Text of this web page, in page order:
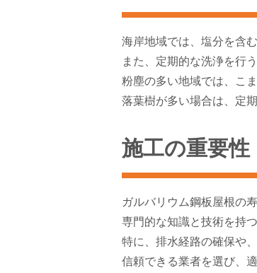
海岸地域では、塩分を含
また、定期的な洗浄を行
粉塵の多い地域では、こ
落葉樹が多い場合は、定
施工の重要性
ガルバリウム鋼板屋根の
専門的な知識と技術を持
特に、排水経路の確保や
信頼できる業者を選び、